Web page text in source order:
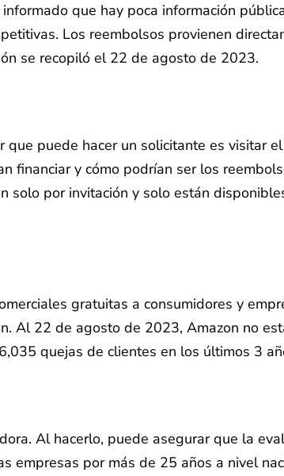
que hay poca información
Los reembolsos provienen
se recopiló el 22 de agosto de 2023.
que puede hacer un solicitante es visitar
financiar y cómo podrían ser los
solo por invitación y solo están
gratuitas a consumidores y
Al 22 de agosto de 2023, Amazon no
quejas de clientes en los últimos 3
Al hacerlo, puede asegurar que la
empresas por más de 25 años a nivel